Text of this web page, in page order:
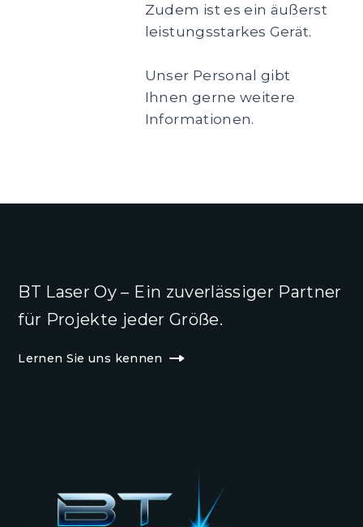
Zudem ist es ein äußerst
leistungsstarkes Gerät.
Unser Personal gibt
Ihnen gerne weitere
Informationen.
BT Laser Oy – Ein zuverlässiger Partner
für Projekte jeder Größe.
Lernen Sie uns kennen